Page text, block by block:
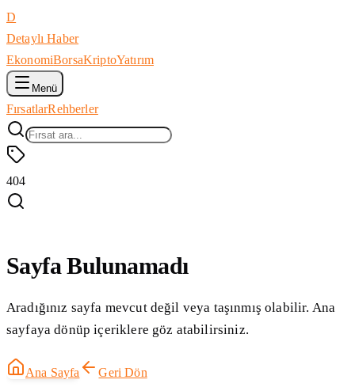
D
Detaylı Haber
EkonomiBorsaKriptoYatırım
Menü
FırsatlarRehberler
404
Sayfa Bulunamadı
Aradığınız sayfa mevcut değil veya taşınmış olabilir. Ana
sayfaya dönüp içeriklere göz atabilirsiniz.
Ana Sayfa Geri Dön